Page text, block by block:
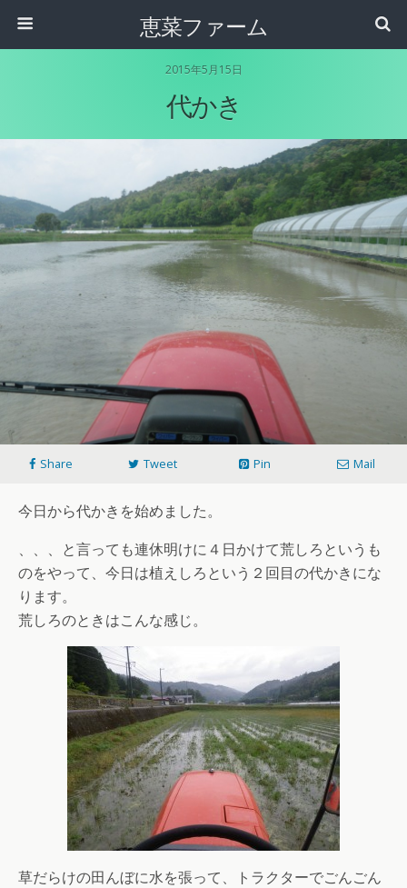
恵菜ファーム
2015年5月15日
代かき
Share Tweet Pin Mail
今日から代かきを始めました。
、、、と言っても連休明けに４日かけて荒しろというも
のをやって、今日は植えしろという２回目の代かきにな
ります。
荒しろのときはこんな感じ。
草だらけの田んぼに水を張って、トラクターでごんごん